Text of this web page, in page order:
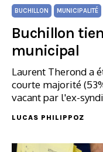
BUCHILLON MUNICIPALITÉ
Buchillon
municipal
Laurent Therond a
courte majorité
vacant par l'ex-
LUCAS PHILIPPOZ